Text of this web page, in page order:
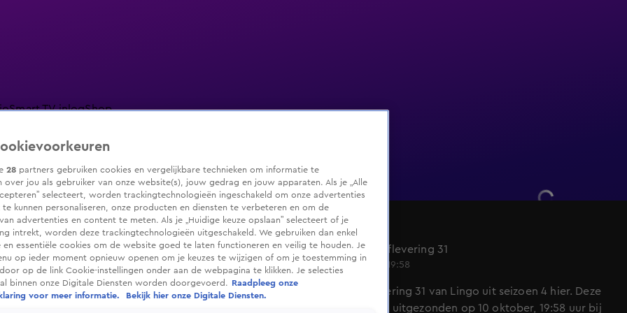
Smart TV inlogShop
LivestreamsShop
Lingo
Seizoen 4, aflevering 31
10 okt 2022, 19:58
Bekijk aflevering 31 van Lingo uit seizoen 4 hier. Deze
aflevering is uitgezonden op 10 oktober, 19:58 uur bij
28 partners gebruiken cookies en vergelijkbare technieken om informatie te
over jou als gebruiker van onze website(s), jouw gedrag en jouw apparaten. Als je „Alle
selecteert, worden trackingtechnologieën ingeschakeld om onze advertenties
kunnen personaliseren, onze producten en diensten te verbeteren en om de
advertenties en content te meten. Als je „Huidige keuze opslaan” selecteert of je
intrekt, worden deze trackingtechnologieën uitgeschakeld. We gebruiken dan enkel
en essentiële cookies om de website goed te laten functioneren en veilig te houden. Je
op ieder moment opnieuw openen om je keuzes te wijzigen of om je toestemming in
op de link Cookie-instellingen onder aan de webpagina te klikken. Je selecties
binnen onze Digitale Diensten worden doorgevoerd.
Raadpleeg onze
voor meer informatie.
Bekijk hier onze Digitale Diensten.